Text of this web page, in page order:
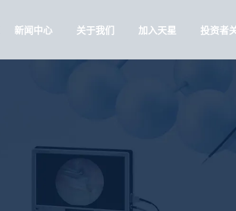
新闻中心 关于我们 加入天星 投资者